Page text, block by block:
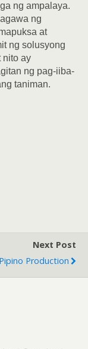
ng ampalaya.
ng
at
ng solusyong
nito ay
ng pag-iiba-
taniman.
Next Post
Pipino Production